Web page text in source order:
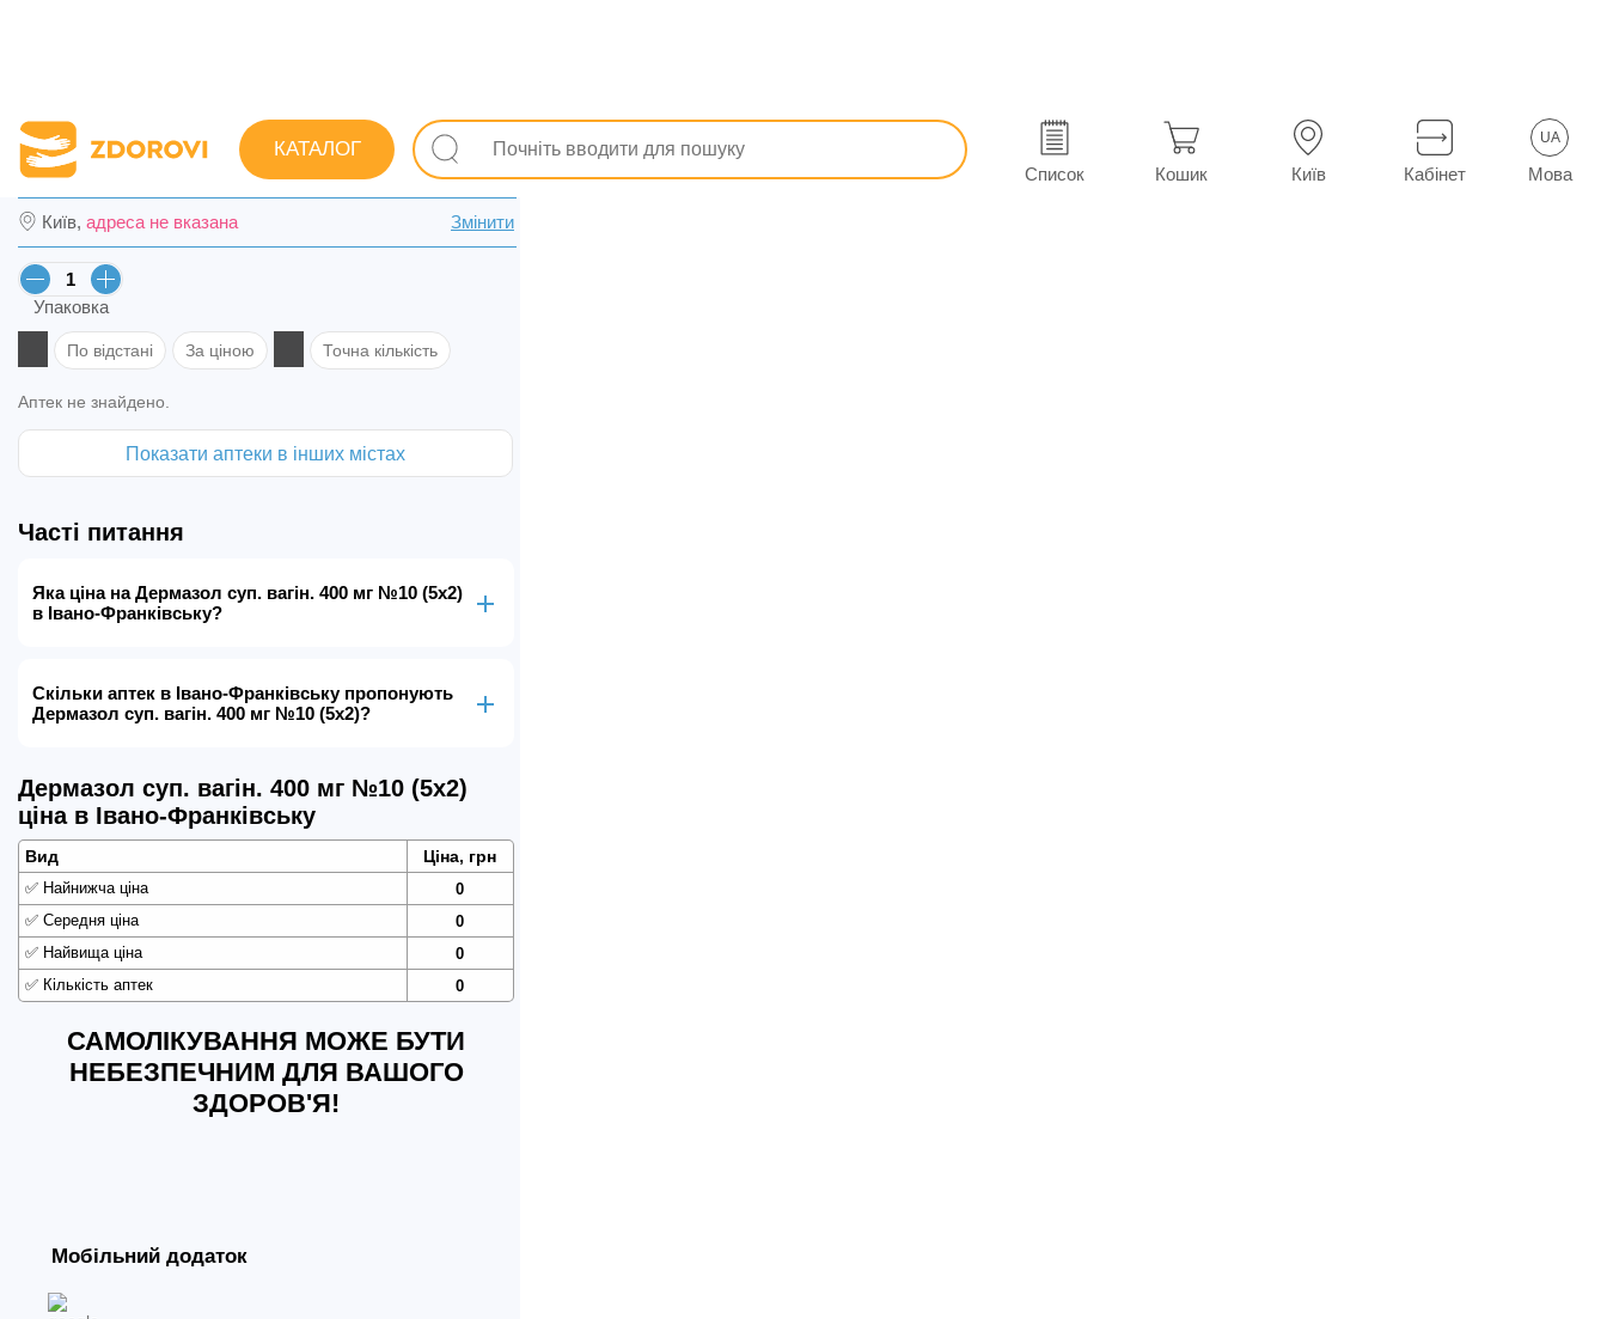
КАТАЛОГ
Список Кошик Київ Кабінет
UA
Мова
Пошук ліків Гінекологічні Протизапальні Дермазол суп. вагін. 400 мг №10 (5х2)
Дермазол суп. вагін. 400 мг №10 (5х2) в Івано-Франківську
Київ, адреса не вказана Змінити
Упаковка
По відстані За ціною Точна кількість
Аптек не знайдено.
Показати аптеки в інших містах
Часті питання
Яка ціна на Дермазол суп. вагін. 400 мг №10 (5х2)
в Івано-Франківську?
Скільки аптек в Івано-Франківську пропонують
Дермазол суп. вагін. 400 мг №10 (5х2)?
Дермазол суп. вагін. 400 мг №10 (5х2)
ціна в Івано-Франківську
Вид Ціна, грн
✅ Найнижча ціна
0
✅ Середня ціна
0
✅ Найвища ціна
0
✅ Кількість аптек 0
САМОЛІКУВАННЯ МОЖЕ БУТИ
НЕБЕЗПЕЧНИМ ДЛЯ ВАШОГО
ЗДОРОВ'Я!
Мобільний додаток